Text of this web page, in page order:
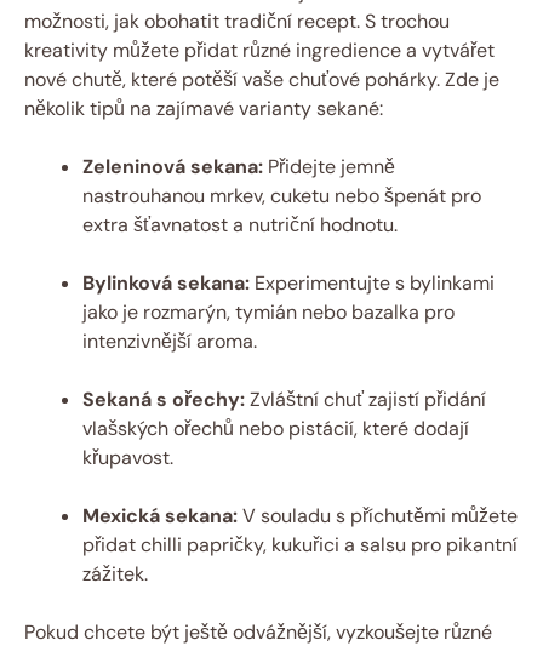
možnosti, jak obohatit tradiční recept. S trochou
kreativity můžete přidat různé ingredience a vytvářet
nové chutě, které potěší vaše chuťové pohárky. Zde je
několik tipů na zajímavé varianty sekané:
Zeleninová sekana: Přidejte jemně
nastrouhanou mrkev, cuketu nebo špenát pro
extra šťavnatost a nutriční hodnotu.
Bylinková sekana: Experimentujte s bylinkami
jako je rozmarýn, tymián nebo bazalka pro
intenzivnější aroma.
Sekaná s ořechy:Zvláštní chuť zajistí přidání
vlašských ořechů nebo pistácií, které dodají
křupavost.
Mexická sekana:V souladu s příchutěmi můžete
přidat chilli papričky, kukuřici a salsu pro pikantní
zážitek.
Pokud chcete být ještě odvážnější, vyzkoušejte různé